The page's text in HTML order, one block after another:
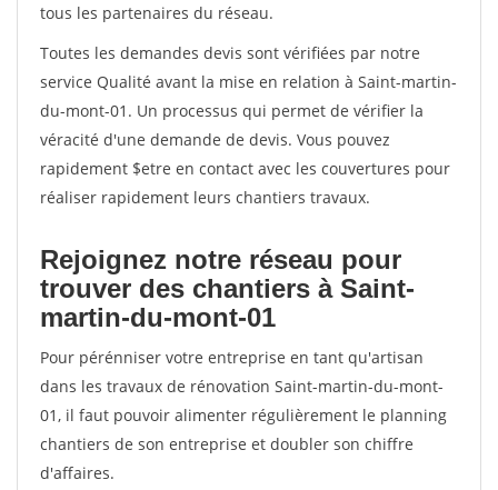
tous les partenaires du réseau.
Toutes les demandes devis sont vérifiées par notre
service Qualité avant la mise en relation à Saint-martin-
du-mont-01. Un processus qui permet de vérifier la
véracité d'une demande de devis. Vous pouvez
rapidement $etre en contact avec les couvertures pour
réaliser rapidement leurs chantiers travaux.
Rejoignez notre réseau pour
trouver des chantiers à Saint-
martin-du-mont-01
Pour pérénniser votre entreprise en tant qu'artisan
dans les travaux de rénovation Saint-martin-du-mont-
01, il faut pouvoir alimenter régulièrement le planning
chantiers de son entreprise et doubler son chiffre
d'affaires.